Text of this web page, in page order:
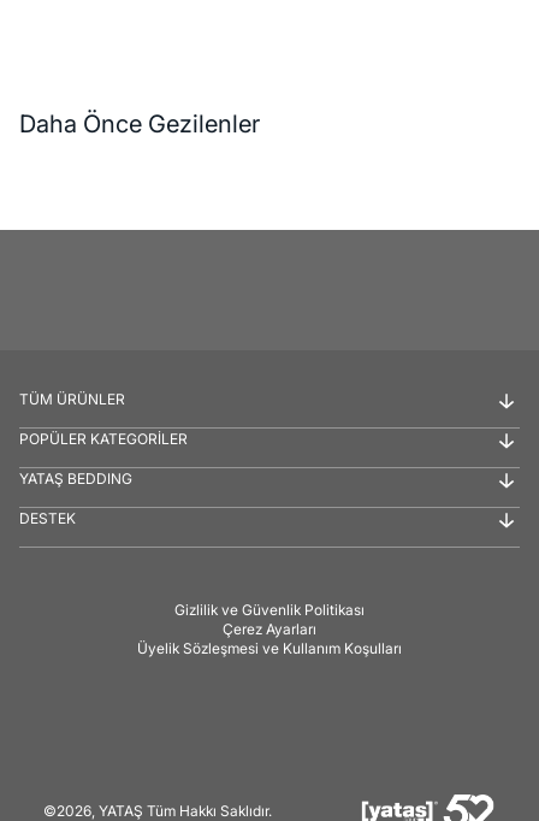
Daha Önce Gezilenler
TÜM ÜRÜNLER
POPÜLER KATEGORİLER
YATAŞ BEDDING
DESTEK
Gizlilik ve Güvenlik Politikası
Çerez Ayarları
Üyelik Sözleşmesi ve Kullanım Koşulları
©2026, YATAŞ Tüm Hakkı Saklıdır.